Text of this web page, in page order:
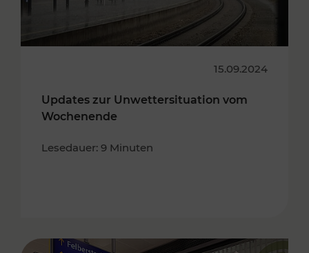
15.09.2024
Updates zur Unwettersituation vom
Wochenende
Lesedauer: 9 Minuten